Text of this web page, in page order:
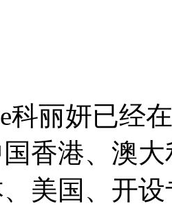
科丽妍已经
香港、澳
美国、开